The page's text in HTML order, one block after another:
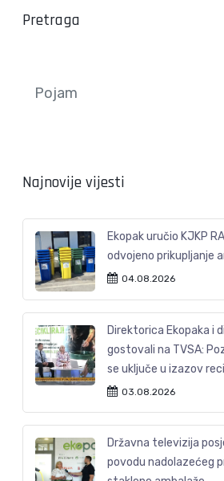
Pretraga
Najnovije vijesti
Ekopak uručio KJKP
odvojeno prikupljanje
04.08.2026
Direktorica Ekopaka i
gostovali na TVSA:
se uključe u izazov
03.08.2026
Državna televizija
povodu nadolazećeg